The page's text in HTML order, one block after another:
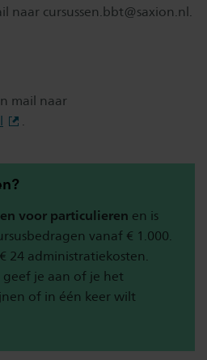
naar cursussen.bbt@saxion.nl.
mail naar
.
voor particulieren en is
vanaf € 1.000.
24 administratiekosten.
je aan of je het
of in één keer wilt